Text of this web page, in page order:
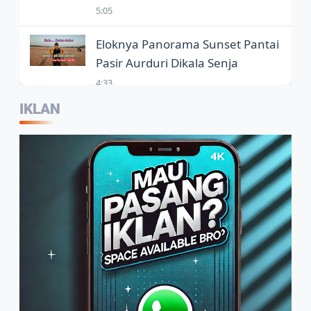
5:05
Eloknya Panorama Sunset Pantai
Pasir Aurduri Dikala Senja
4:33
Wartawan Jadi Garda Terdepan
Penggunaan Bahasa Indonesia
2:07
Warga Sambut Baik Himbauan
Wali Kota Jambi Melaksanakan
GORO Massal Serentak
4:10
Arif Tetap Bertahan, Usaha
IKLAN